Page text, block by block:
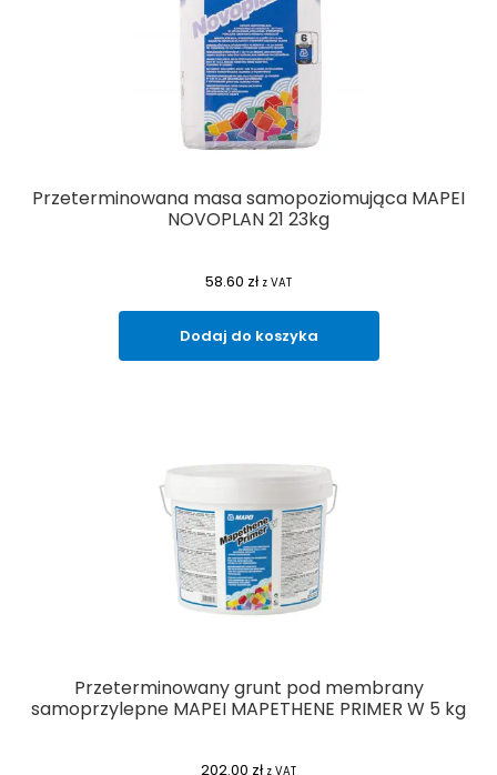
Przeterminowana masa samopoziomująca MAPEI
NOVOPLAN 21 23kg
58.60 zł z VAT
Dodaj do koszyka
Przeterminowany grunt pod membrany
samoprzylepne MAPEI MAPETHENE PRIMER W 5 kg
202.00 zł z VAT